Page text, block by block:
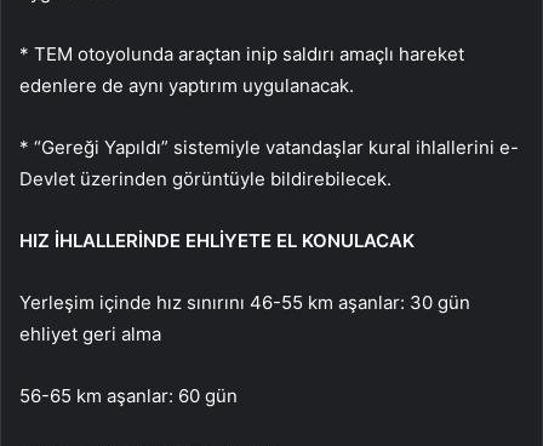
* TEM otoyolunda araçtan inip saldırı amaçlı hareket
edenlere de aynı yaptırım uygulanacak.
* “Gereği Yapıldı” sistemiyle vatandaşlar kural ihlallerini e-
Devlet üzerinden görüntüyle bildirebilecek.
HIZ İHLALLERİNDE EHLİYETE EL KONULACAK
Yerleşim içinde hız sınırını 46-55 km aşanlar: 30 gün
ehliyet geri alma
56-65 km aşanlar: 60 gün